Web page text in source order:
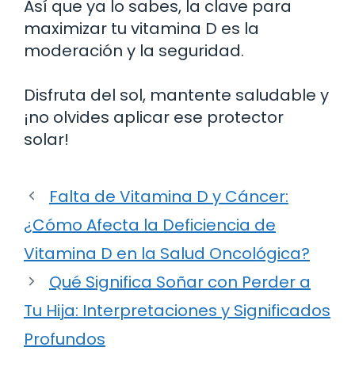
Así que ya lo sabes, la clave para
maximizar tu vitamina D es la
moderación y la seguridad.
Disfruta del sol, mantente saludable y
¡no olvides aplicar ese protector
solar!
Falta de Vitamina D y Cáncer:
¿Cómo Afecta la Deficiencia de
Vitamina D en la Salud Oncológica?
Qué Significa Soñar con Perder a
Tu Hija: Interpretaciones y Significados
Profundos